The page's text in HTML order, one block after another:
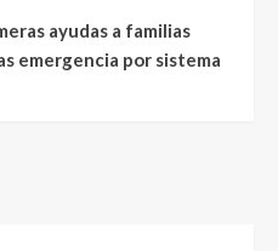
ayudas a familias
emergencia por sistema